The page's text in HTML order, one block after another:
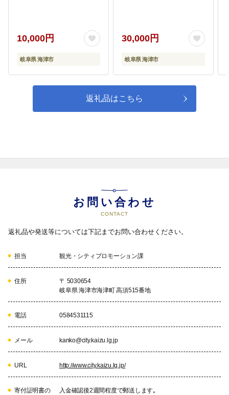
10,000円
岐阜県 海津市
30,000円
岐阜県 海津市
返礼品はこちら
お問い合わせ
CONTACT
返礼品や発送等については下記までお問い合わせください。
担当 観光・シティプロモーション課
住所
〒 5030654
岐阜県 海津市海津町 高須515番地
電話 0584531115
メール kanko@city.kaizu.lg.jp
URL http://www.city.kaizu.lg.jp/
寄付証明書の
入金確認後2週間程度で郵送します｡